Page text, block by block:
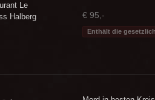
Le
Halberg
€ 95,-
Enthält die